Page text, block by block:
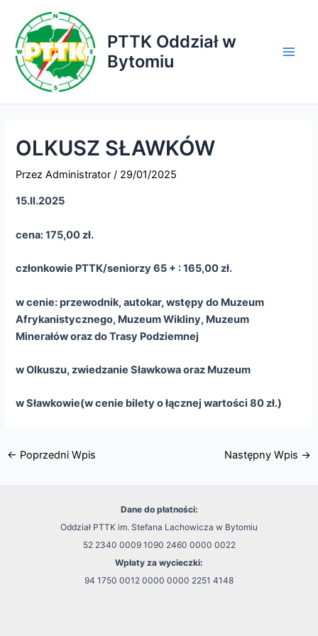
treści
PTTK Oddział w
Bytomiu
OLKUSZ SŁAWKÓW
PrzezAdministrator/ 29/01/2025
15.II.2025
cena: 175,00 zł.
członkowie PTTK/seniorzy 65 + : 165,00 zł.
w cenie: przewodnik, autokar, wstępy do Muzeum
Afrykanistycznego, Muzeum Wikliny, Muzeum
Minerałów oraz do Trasy Podziemnej
w Olkuszu, zwiedzanie Sławkowa oraz Muzeum
w Sławkowie(w cenie bilety o łącznej wartości 80 zł.)
← Poprzedni Wpis Następny Wpis →
Dane do płatności:
Oddział PTTK im. Stefana Lachowicza w Bytomiu
52 2340 0009 1090 2460 0000 0022
Wpłaty za wycieczki:
94 1750 0012 0000 0000 2251 4148